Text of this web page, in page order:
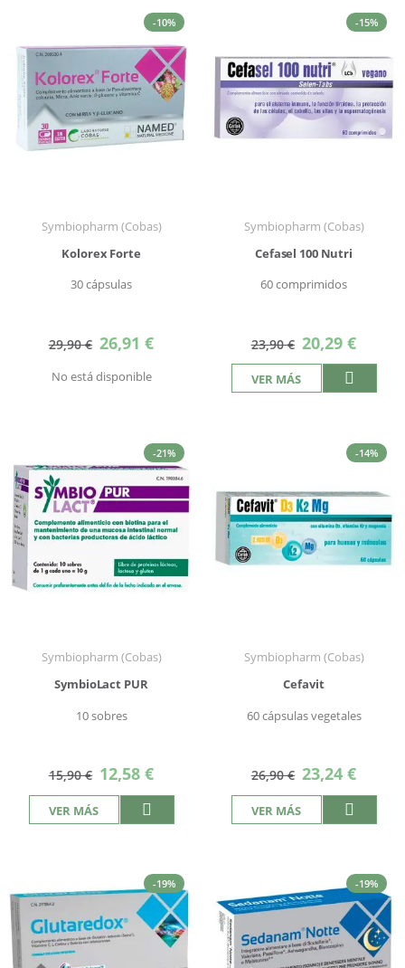
-10%
Symbiopharm (Cobas)
Kolorex Forte
30 cápsulas
29,90 € Precio
especial
26,91 €
No está disponible
-15%
Symbiopharm (Cobas)
Cefasel 100 Nutri
60 comprimidos
23,90 € Precio
especial
20,29 €
VER MÁS
-21%
Symbiopharm (Cobas)
SymbioLact PUR
10 sobres
15,90 € Precio
especial
12,58 €
VER MÁS
-14%
Symbiopharm (Cobas)
Cefavit
60 cápsulas vegetales
26,90 € Precio
especial
23,24 €
VER MÁS
-19% -19%